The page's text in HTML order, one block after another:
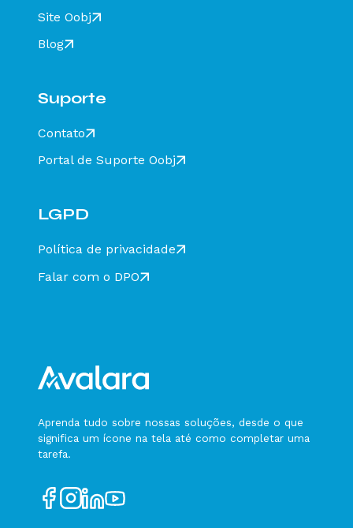
Site Oobj
Blog
Suporte
Contato
Portal de Suporte Oobj
LGPD
Política de privacidade
Falar com o DPO
Aprenda tudo sobre nossas soluções, desde o que
significa um ícone na tela até como completar uma
tarefa.